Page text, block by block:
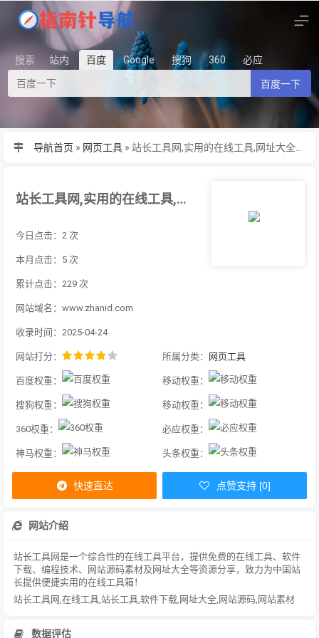
搜索 站内 百度 Google 搜狗 360 必应
百度一下
导航首页 » 网页工具 »
站长工具网,实用的在线工具,网址大全及软件下载站
今日点击：2 次
本月点击：5 次
累计点击：229 次
网站域名：www.zhanid.com
收录时间：2025-04-24
网站打分： 所属分类： 网页工具
百度权重： 移动权重：
搜狗权重： 移动权重：
360权重： 必应权重：
神马权重： 头条权重：
快速直达 点赞支持 [0]
网站介绍
站长工具网是一个综合性的在线工具平台，提供免费的在线工具、软件
下载、编程技术、网站源码素材及网址大全等资源分享，致力为中国站
长提供便捷实用的在线工具箱！
站长工具网,在线工具,站长工具,软件下载,网址大全,网站源码,网站素材
数据评估